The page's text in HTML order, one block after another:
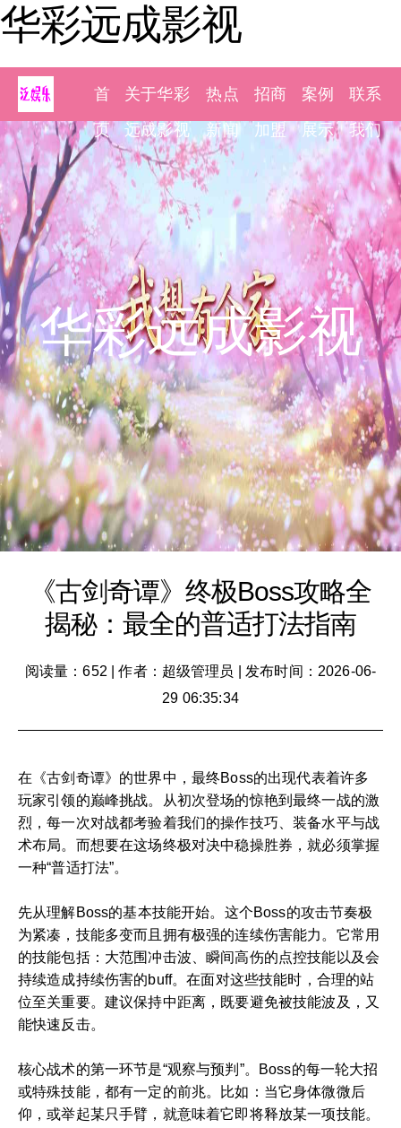
华彩远成影视
首
页
关于华彩
远成影视
热点
新闻
招商
加盟
案例
展示
联系
我们
华彩远成影视
《古剑奇谭》终极Boss攻略全
揭秘：最全的普适打法指南
阅读量：652 |作者：超级管理员
发布时间：2026-06-
29 06:35:34
在《古剑奇谭》的世界中，最终Boss的出现代表着许多
玩家引领的巅峰挑战。从初次登场的惊艳到最终一战的激
烈，每一次对战都考验着我们的操作技巧、装备水平与战
术布局。而想要在这场终极对决中稳操胜券，就必须掌握
一种“普适打法”。
先从理解Boss的基本技能开始。这个Boss的攻击节奏极
为紧凑，技能多变而且拥有极强的连续伤害能力。它常用
的技能包括：大范围冲击波、瞬间高伤的点控技能以及会
持续造成持续伤害的buff。在面对这些技能时，合理的站
位至关重要。建议保持中距离，既要避免被技能波及，又
能快速反击。
核心战术的第一环节是“观察与预判”。Boss的每一轮大招
或特殊技能，都有一定的前兆。比如：当它身体微微后
仰，或举起某只手臂，就意味着它即将释放某一项技能。